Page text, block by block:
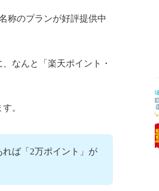
称のプランが好評提供中
、なんと「楽天ポイント・
。
れば「2万ポイント」が